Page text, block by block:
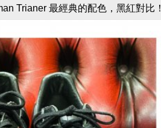
相簿專區
Trianer 最經典的配色，黑紅對比！